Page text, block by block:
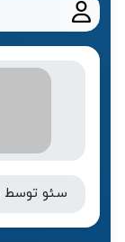
سئو توسط